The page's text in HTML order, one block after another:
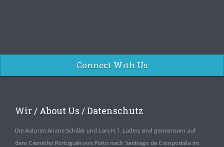
Connect With Us
Wir / About Us / Datenschutz
Die Autoren Ariane Schiller und Lars H.T. Lüders sind gemeinsam auf
dem Caminho Português von Porto nach Santiago de Compostela im